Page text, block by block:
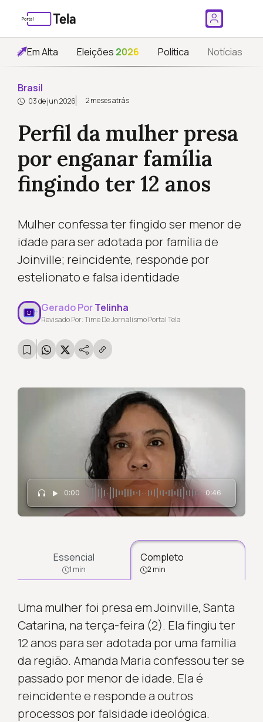
Em Alta Eleições 2026 Política Notícias
Brasil
03 de jun 2026 2 meses atrás
Perfil da mulher presa
por enganar família
fingindo ter 12 anos
Mulher confessa ter fingido ser menor de
idade para ser adotada por família de
Joinville; reincidente, responde por
estelionato e falsa identidade
Gerado PorTelinha
Revisado Por: Time De Jornalismo Portal Tela
0:00 0:46
Essencial
1 min
Completo
2 min
Uma mulher foi presa em Joinville, Santa
Catarina, na terça-feira (2). Ela fingiu ter
12 anos para ser adotada por uma família
da região. Amanda Maria confessou ter se
passado por menor de idade. Ela é
reincidente e responde a outros
processos por falsidade ideológica.